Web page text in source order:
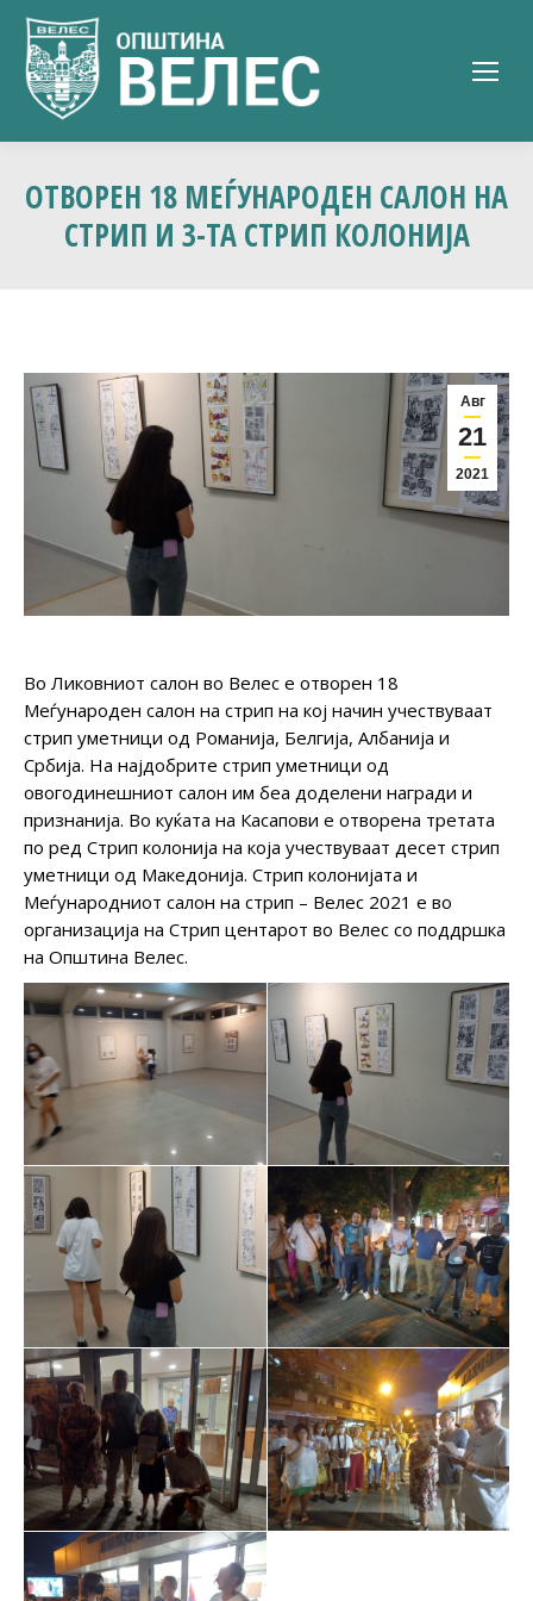
ОТВОРЕН 18 МЕЃУНАРОДЕН САЛОН НА
СТРИП И 3-ТА СТРИП КОЛОНИЈА
Авг
21
2021
Во Ликовниот салон во Велес е отворен 18
Меѓународен салон на стрип на кој начин учествуваат
стрип уметници од Романија, Белгија, Албанија и
Србија. На најдобрите стрип уметници од
овогодинешниот салон им беа доделени награди и
признанија. Во куќата на Касапови е отворена третата
по ред Стрип колонија на која учествуваат десет стрип
уметници од Македонија. Стрип колонијата и
Меѓународниот салон на стрип – Велес 2021 е во
организација на Стрип центарот во Велес со поддршка
на Општина Велес.